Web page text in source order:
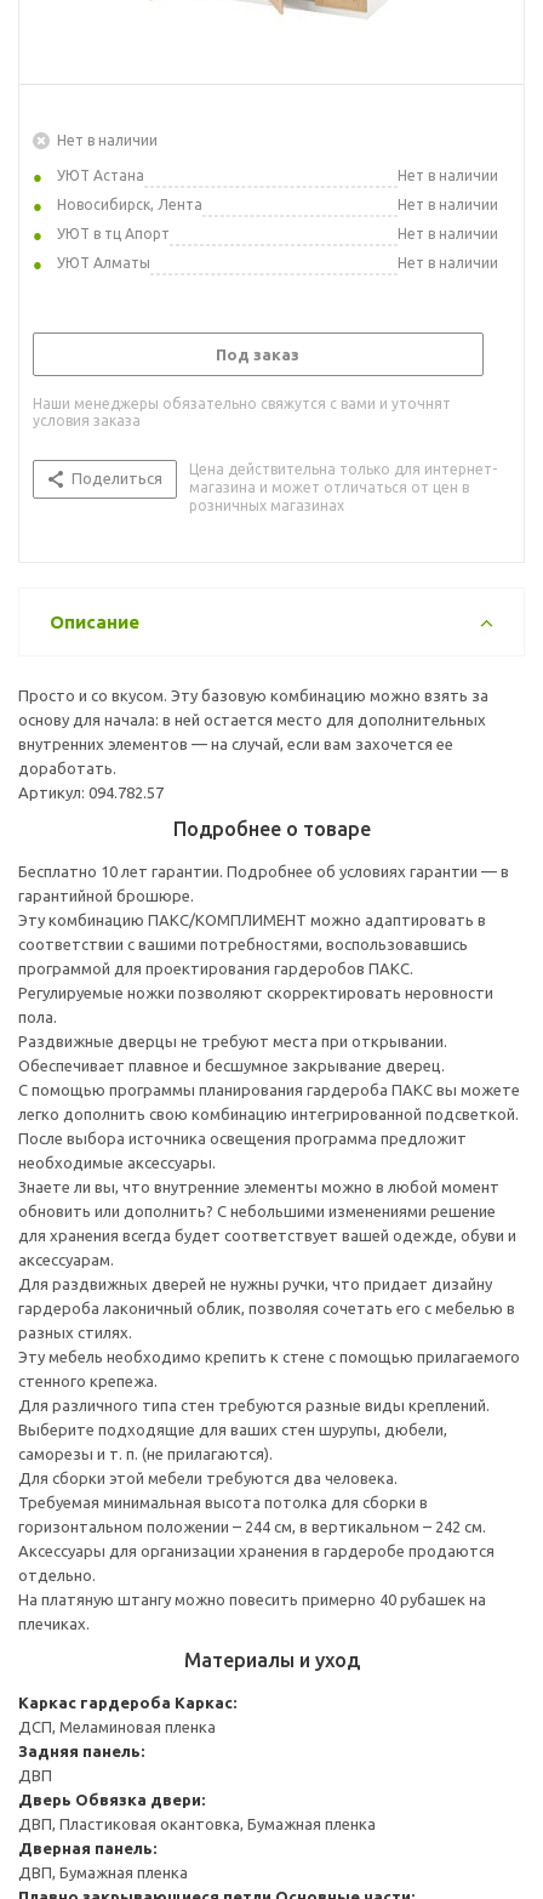
Нет в наличии
УЮТ Астана
Нет в наличии
Новосибирск, Лента
Нет в наличии
УЮТ в тц Апорт
Нет в наличии
УЮТ Алматы
Нет в наличии
Под заказ
Наши менеджеры обязательно свяжутся с вами и уточнят
условия заказа
Поделиться
Цена действительна только для интернет-
магазина и может отличаться от цен в
розничных магазинах
Описание
Просто и со вкусом. Эту базовую комбинацию можно взять за
основу для начала: в ней остается место для дополнительных
внутренних элементов — на случай, если вам захочется ее
доработать.
Артикул: 094.782.57
Подробнее о товаре
Бесплатно 10 лет гарантии. Подробнее об условиях гарантии — в
гарантийной брошюре.
Эту комбинацию ПАКС/КОМПЛИМЕНТ можно адаптировать в
соответствии с вашими потребностями, воспользовавшись
программой для проектирования гардеробов ПАКС.
Регулируемые ножки позволяют скорректировать неровности
пола.
Раздвижные дверцы не требуют места при открывании.
Обеспечивает плавное и бесшумное закрывание дверец.
С помощью программы планирования гардероба ПАКС вы можете
легко дополнить свою комбинацию интегрированной подсветкой.
После выбора источника освещения программа предложит
необходимые аксессуары.
Знаете ли вы, что внутренние элементы можно в любой момент
обновить или дополнить? С небольшими изменениями решение
для хранения всегда будет соответствует вашей одежде, обуви и
аксессуарам.
Для раздвижных дверей не нужны ручки, что придает дизайну
гардероба лаконичный облик, позволяя сочетать его с мебелью в
разных стилях.
Эту мебель необходимо крепить к стене с помощью прилагаемого
стенного крепежа.
Для различного типа стен требуются разные виды креплений.
Выберите подходящие для ваших стен шурупы, дюбели,
саморезы и т. п. (не прилагаются).
Для сборки этой мебели требуются два человека.
Требуемая минимальная высота потолка для сборки в
горизонтальном положении – 244 см, в вертикальном – 242 см.
Аксессуары для организации хранения в гардеробе продаются
отдельно.
На платяную штангу можно повесить примерно 40 рубашек на
плечиках.
Материалы и уход
Каркас гардероба Каркас:
ДСП, Меламиновая пленка
Задняя панель:
ДВП
Дверь Обвязка двери:
ДВП, Пластиковая окантовка, Бумажная пленка
Дверная панель:
ДВП, Бумажная пленка